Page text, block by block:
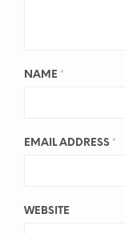
NAME *
EMAIL ADDRESS *
WEBSITE